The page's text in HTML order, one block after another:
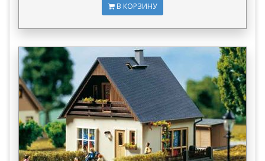
В КОРЗИНУ